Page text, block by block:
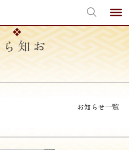
お知らせ一覧